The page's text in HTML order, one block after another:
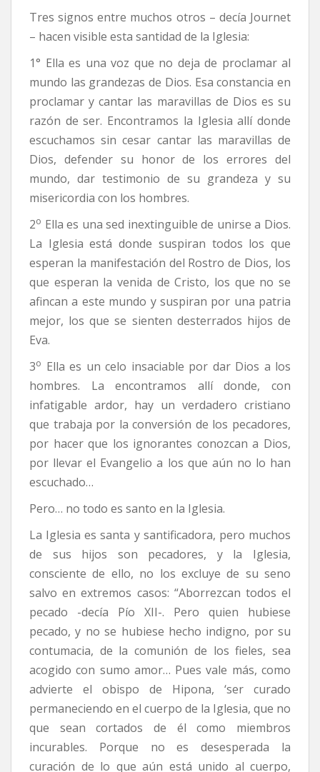
Tres signos entre muchos otros – decía Journet
– hacen visible esta santidad de la Iglesia:
1° Ella es una voz que no deja de proclamar al
mundo las grandezas de Dios. Esa constancia en
proclamar y cantar las maravillas de Dios es su
razón de ser. Encontramos la Iglesia allí donde
escuchamos sin cesar cantar las maravillas de
Dios, defender su honor de los errores del
mundo, dar testimonio de su grandeza y su
misericordia con los hombres.
2o Ella es una sed inextinguible de unirse a Dios.
La Iglesia está donde suspiran todos los que
esperan la manifestación del Rostro de Dios, los
que esperan la venida de Cristo, los que no se
afincan a este mundo y suspiran por una patria
mejor, los que se sienten desterrados hijos de
Eva.
3o Ella es un celo insaciable por dar Dios a los
hombres. La encontramos allí donde, con
infatigable ardor, hay un verdadero cristiano
que trabaja por la conversión de los pecadores,
por hacer que los ignorantes conozcan a Dios,
por llevar el Evangelio a los que aún no lo han
escuchado…
Pero… no todo es santo en la Iglesia.
La Iglesia es santa y santificadora, pero muchos
de sus hijos son pecadores, y la Iglesia,
consciente de ello, no los excluye de su seno
salvo en extremos casos: “Aborrezcan todos el
pecado -decía Pío XII-. Pero quien hubiese
pecado, y no se hubiese hecho indigno, por su
contumacia, de la comunión de los fieles, sea
acogido con sumo amor… Pues vale más, como
advierte el obispo de Hipona, ‘ser curado
permaneciendo en el cuerpo de la Iglesia, que no
que sean cortados de él como miembros
incurables. Porque no es desesperada la
curación de lo que aún está unido al cuerpo,